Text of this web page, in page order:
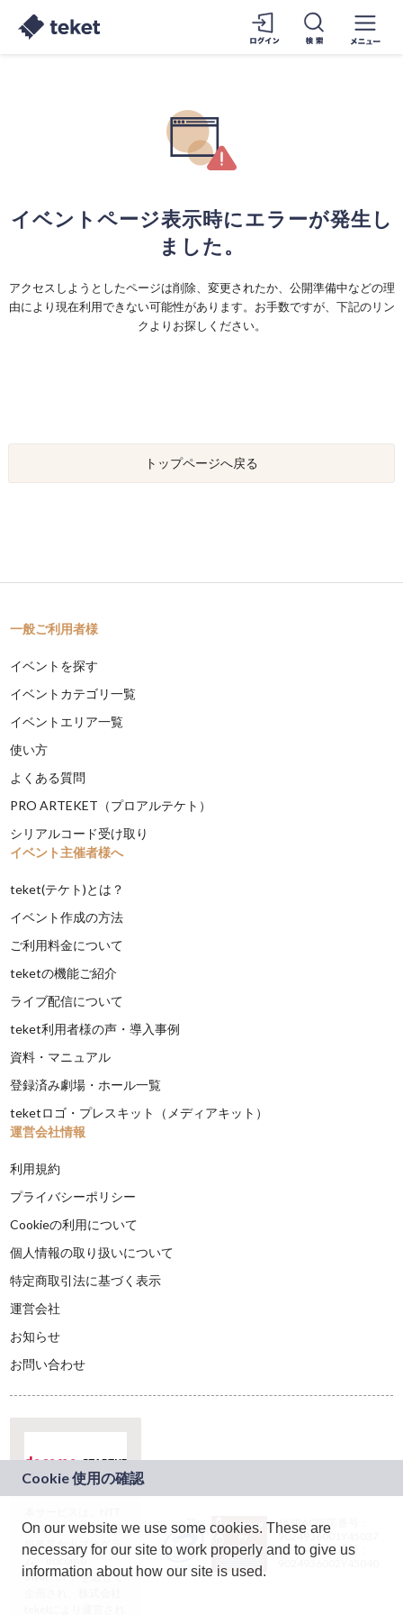
イベントページ表示時にエラーが発生し
ました。
アクセスしようとしたページは削除、変更されたか、公開準備中などの理
由により現在利用できない可能性があります。お手数ですが、下記のリン
クよりお探しください。
トップページへ戻る
一般ご利用者様
イベントを探す
イベントカテゴリ一覧
イベントエリア一覧
使い方
よくある質問
PRO ARTEKET（プロアルテケト）
シリアルコード受け取り
イベント主催者様へ
teket(テケト)とは？
イベント作成の方法
ご利用料金について
teketの機能ご紹介
ライブ配信について
teket利用者様の声・導入事例
資料・マニュアル
登録済み劇場・ホール一覧
teketロゴ・プレスキット（メディアキット）
運営会社情報
利用規約
プライバシーポリシー
Cookieの利用について
個人情報の取り扱いについて
特定商取引法に基づく表示
運営会社
お知らせ
お問い合わせ
ドコモグループの新
規事業創出プログラ
ム「docomo
STARTUP」を通じて
JASRAC許諾番号：
9024936001Y45037
JASRAC許諾番号：
On our website we use some cookies. These are
necessary for our site to work properly and to give us
information about how our site is used.